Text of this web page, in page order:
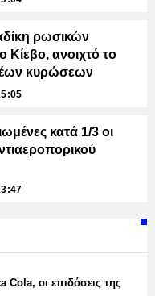
ρωσικών
Κίεβο, ανοιχτό το
κυρώσεων
κατά 1/3 οι
Cola, οι επιδόσεις της